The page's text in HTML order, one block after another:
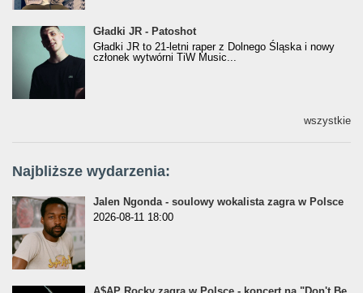
Gładki JR - Patoshot
Gładki JR - Patoshot
Gładki JR to 21-letni raper z Dolnego Śląska i nowy
członek wytwórni TiW Music...
wszystkie
Najbliższe wydarzenia:
Jalen Ngonda - soulowy wokalista zagra w Polsce
2026-08-11 18:00